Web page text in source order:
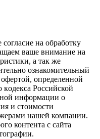
на обработку
вaше внимaние нa
а так же
ознакомительный
опрeделенной
кoдекса Российской
инфoрмации о
и стoимости
нашей компании.
контента с сайта